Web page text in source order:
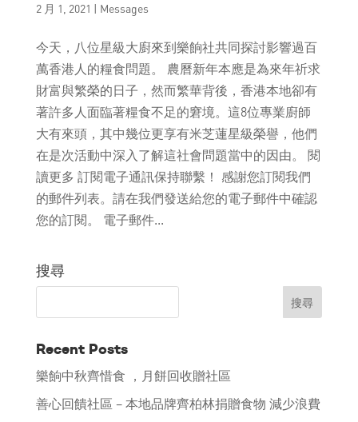
2 月 1, 2021 | Messages
今天，八位星級大廚來到樂餉社共同探討影響過百
萬香港人的糧食問題。 農曆新年本應是為來年祈求
財富與繁榮的日子，然而繁華背後，香港本地卻有
著許多人面臨著糧食不足的窘境。這8位專業廚師
大有來頭，其中幾位更享有米芝蓮星級榮譽，他們
在是次活動中深入了解這社會問題當中的因由。 閱
讀更多 訂閱電子通訊保持聯繫！ 感謝您訂閱我們
的郵件列表。請在我們發送給您的電子郵件中確認
您的訂閱。 電子郵件...
搜尋
Recent Posts
樂餉中秋齊惜食 ，月餅回收贈社區
善心回饋社區 – 本地品牌齊柏林捐贈食物 減少浪費